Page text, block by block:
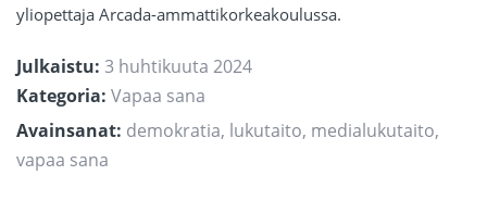
yliopettaja Arcada-ammattikorkeakoulussa.
Julkaistu: 3 huhtikuuta 2024
Kategoria: Vapaa sana
Avainsanat: demokratia, lukutaito, medialukutaito,
vapaa sana